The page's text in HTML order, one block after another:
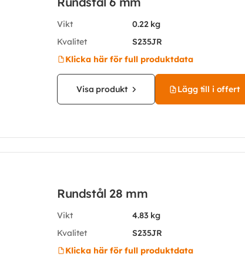
Vikt
0.22 kg
Kvalitet
S235JR
Klicka här för full produktdata
Visa produkt Lägg till i offert
Rundstål 28 mm
Vikt
4.83 kg
Kvalitet
S235JR
Klicka här för full produktdata